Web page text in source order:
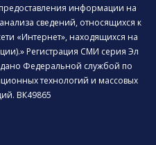
информации на
сведений, относящихся к
«Интернет», находящихся на
Регистрация СМИ серия Эл
Федеральной службой по
технологий и массовых
ВК49865